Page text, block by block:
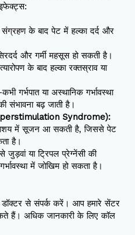
के बाद पेट में हल्का दर्द और
और गर्मी महसूस हो सकती है।
के बाद हल्का रक्तस्राव या
गर्भपात या अस्थानिक गर्भावस्था
संभावना बढ़ जाती है।
Syndrome):
में सूजन आ सकती है, जिससे पेट
है।
जुड़वां या ट्रिपल प्रेग्नेंसी की
में जोखिम हो सकता है।
डॉक्टर से संपर्क करें। आप हमारे सेंटर
हैं। अधिक जानकारी के लिए कॉल